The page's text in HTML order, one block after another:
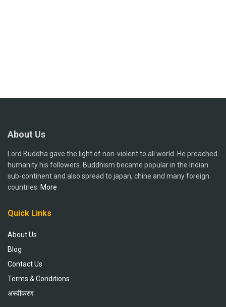
About Us
Lord Buddha gave the light of non-violent to all world. He preached
humanity his followers. Buddhism became popular in the Indian
sub-continent and also spread to japan, chine and many foreign
countries. More
Quick Links
About Us
Blog
Contact Us
Terms & Conditions
अस्वीकरण